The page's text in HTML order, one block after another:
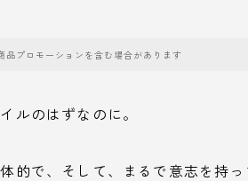
品プロモーションを含む場合があります
ルのはずなのに。
的で、そして、まるで意志を持